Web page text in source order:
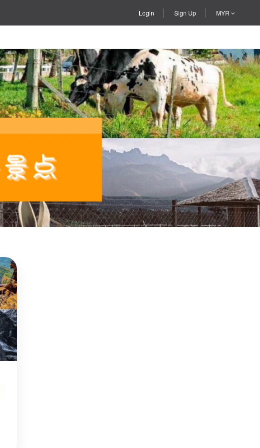
Login Sign Up MYR